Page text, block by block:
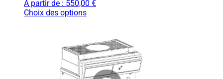
À partir de : 550,00 €
Choix des options